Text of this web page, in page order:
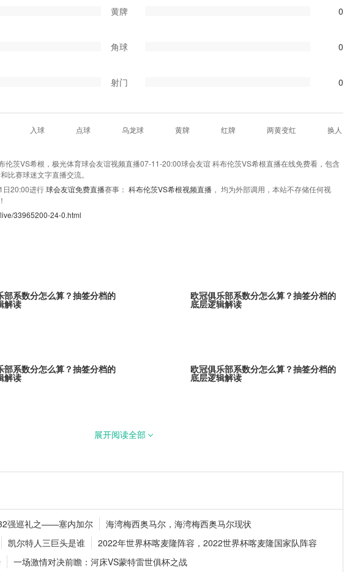
黄牌 0
角球 0
射门 0
入球 点球 乌龙球 黄牌 红牌 两黄变红 换人
伦茨VS希根，极光体育球会友谊视频直播07-11-20:00球会友谊 科布伦茨VS希根直播在线免费看，包含
比赛球迷文字直播交流。
日20:00进行球会友谊免费直播赛事： 科布伦茨VS希根视频直播 ， 均为外部调用，本站不存储任何视
33965200-24-0.html
部系数分怎么算？抽签分档的
解读
欧冠俱乐部系数分怎么算？抽签分档的
底层逻辑解读
部系数分怎么算？抽签分档的
解读
欧冠俱乐部系数分怎么算？抽签分档的
底层逻辑解读
部系数分怎么算？抽签分档的
季中超新闻资讯：第 21 轮战罢
领跑 津门虎读秒绝杀 义详解
展开阅读全部
强巡礼之——塞内加尔
海湾梅西奥马尔，海湾梅西奥马尔现状
凯尔特人三巨头是谁
2022年世界杯喀麦隆阵容，2022世界杯喀麦隆国家队阵容
一场激情对决前瞻：河床VS蒙特雷世俱杯之战